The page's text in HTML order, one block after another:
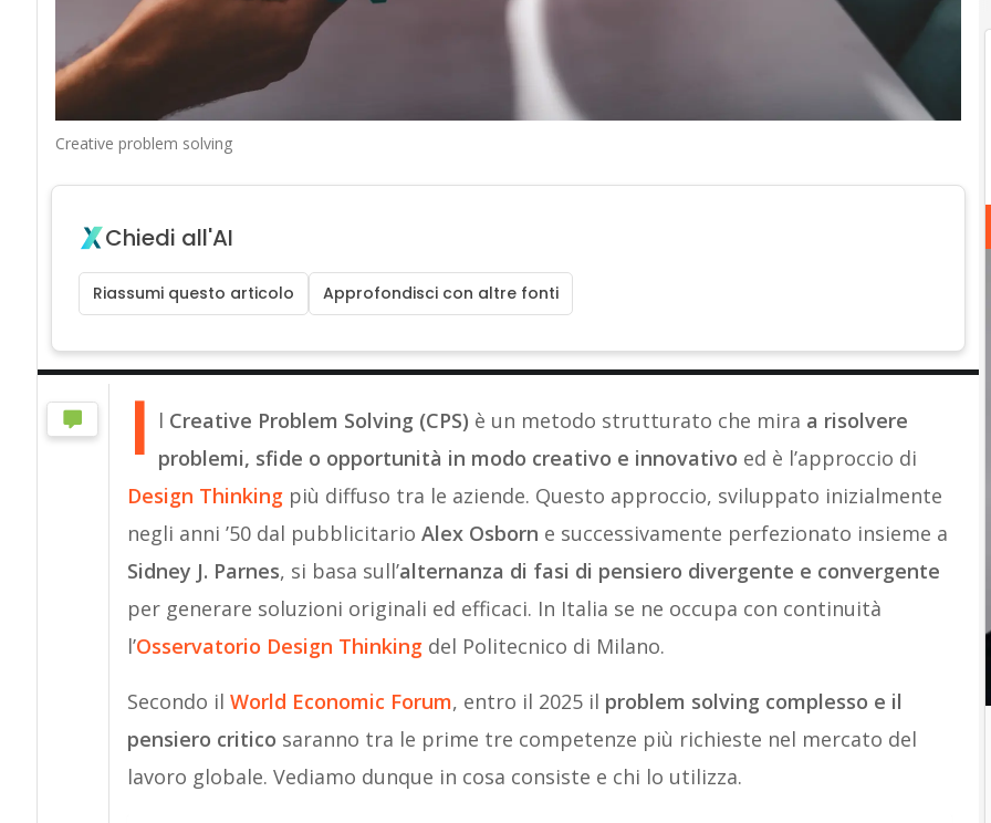
Creative problem solving
Chiedi all'AI
Riassumi questo articolo Approfondisci con altre fonti
I l Creative Problem Solving (CPS) è un metodo strutturato che mira a risolvere
problemi, sfide o opportunità in modo creativo e innovativo ed è l’approccio di
Design Thinking più diffuso tra le aziende. Questo approccio, sviluppato inizialmente
negli anni ’50 dal pubblicitario Alex Osborn e successivamente perfezionato insieme a
Sidney J. Parnes, si basa sull’alternanza di fasi di pensiero divergente e convergente
per generare soluzioni originali ed efficaci. In Italia se ne occupa con continuità
l’Osservatorio Design Thinking del Politecnico di Milano.
Secondo il World Economic Forum, entro il 2025 il problem solving complesso e il
pensiero critico saranno tra le prime tre competenze più richieste nel mercato del
lavoro globale. Vediamo dunque in cosa consiste e chi lo utilizza.